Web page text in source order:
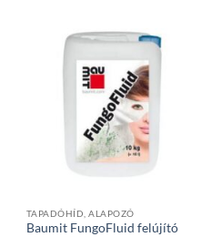
TAPADÓHÍD, ALAPOZÓ
Baumit FungoFluid felújító